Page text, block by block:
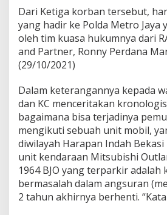
Dari Ketiga korban tersebut,
yang hadir ke Polda Metro Jaya
oleh tim kuasa hukumnya dari
and Partner, Ronny Perdana
(29/10/2021)
Dalam keterangannya kepada
dan KC menceritakan
bagaimana bisa terjadinya
mengikuti sebuah unit mobil,
diwilayah Harapan Indah
unit kendaraan Mitsubishi
1964 BJO yang terparkir adalah
bermasalah dalam angsuran
2 tahun akhirnya berhenti.